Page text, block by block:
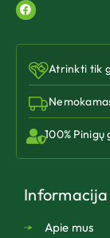
Atrinkti tik
100%
Informacija
Apie mus